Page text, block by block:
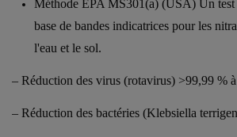
Méthode EPA MS301(a) (USA) Un test
base de bandes indicatrices pour les
l'eau et le sol.
– Réduction des virus (rotavirus) >99,99 %
– Réduction des bactéries (Klebsiella